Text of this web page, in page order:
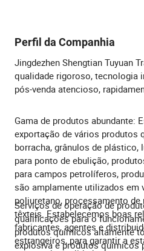
Perfil da Companhia
Jingdezhen Shengtian Tuyuan
qualidade rigoroso, tecnologia
pós-venda atencioso,
Gama de produtos abundante:
exportação de vários produtos
borracha, grânulos de
para ponto de ebulição,
para campos petrolíferos,
são amplamente utilizados
poliuretano, processamento
têxteis. Estabelecemos boas
fabricantes, agentes e
estrangeiros, para garantir a
Serviços de operação de
qualificações para o
produtos químicos altamente
explosiva e produtos químicos